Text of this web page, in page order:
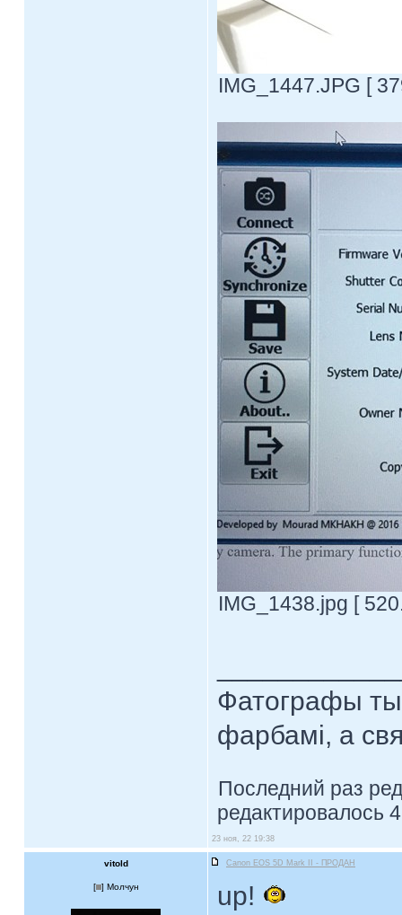
IMG_1447.JPG [
IMG_1438.jpg [
Фатографы
фарбамі, а
Последний раз
редактировалось
23 ноя, 22 19:38
vitold Canon EOS 5D Mark II - ПРОДАН
[ ] Молчун up!